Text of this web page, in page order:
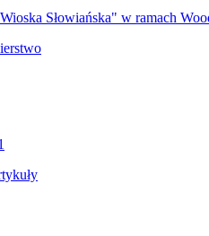
Słowiańska" w ramach